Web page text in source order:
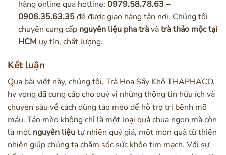
hàng online qua hotline: 0979.58.78.63 –
0906.35.63.35để được giao hàng tận nơi. Chúng tôi
chuyên cung cấp nguyên liệu pha tràvàtrà thảo mộc tại
HCM uy tín, chất lượng.
Kết luận
Qua bài viết này, chúng tôi, Trà Hoa Sấy Khô THAPHACO,
hy vọng đã cung cấp cho quý vị những thông tin hữu ích và
chuyên sâu về cách dùng táo mèo để hỗ trợ trị bệnh mỡ
máu. Táo mèo không chỉ là một loại quả chua ngon mà còn
là một nguyên liệutự nhiên quý giá, một món quà từ thiên
nhiên giúp chúng ta chăm sóc sức khỏe tim mạch. Với sự